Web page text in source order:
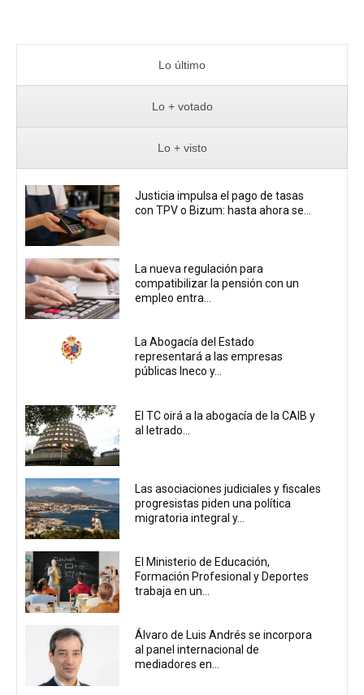
Lo último
Lo + votado
Lo + visto
Justicia impulsa el pago de tasas
con TPV o Bizum: hasta ahora se...
La nueva regulación para
compatibilizar la pensión con un
empleo entra...
La Abogacía del Estado
representará a las empresas
públicas Ineco y...
El TC oirá a la abogacía de la CAIB y
al letrado...
Las asociaciones judiciales y fiscales
progresistas piden una política
migratoria integral y...
El Ministerio de Educación,
Formación Profesional y Deportes
trabaja en un...
Álvaro de Luis Andrés se incorpora
al panel internacional de
mediadores en...